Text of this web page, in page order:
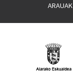
ARAUAK